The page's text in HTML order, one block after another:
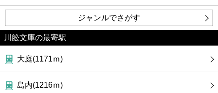
ジャンルでさがす
川舩文庫の最寄駅
大庭(1171ｍ)
島内(1216ｍ)